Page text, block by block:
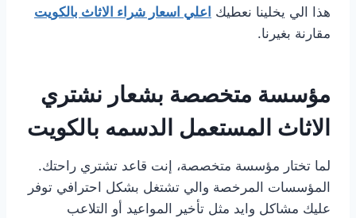
هذا الي يخلينا نعطيك اعلي اسعار شراء الاثاث بالكويت
مقارنة بغيرنا.
مؤسسة متخصصة بشعار نشتري
الاثاث المستعمل الدسمه بالكويت
لما تختار مؤسسة متخصصة، إنت قاعد تشتري راحتك.
المؤسسات المرخصة والي تشتغل بشكل احترافي توفر
عليك مشاكل وايد مثل تأخير المواعيد أو التلاعب